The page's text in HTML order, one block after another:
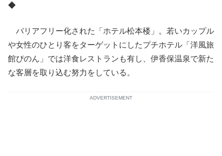
◆
バリアフリー化された「ホテル松本楼」。若いカップル
や女性のひとり客をターゲットにしたプチホテル「洋風旅
館ぴのん」では洋食レストランも有し、伊香保温泉で新た
な客層を取り込む努力をしている。
ADVERTISEMENT